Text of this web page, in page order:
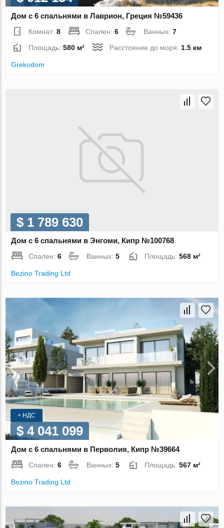
Дом с 6 спальнями в Лаврион, Греция №59436
Комнат:8 Спален:6 Ванных:7
Площадь:580 м² Расстояние до моря:1.5 км
Grekodom
$ 1 789 630
Дом с 6 спальнями в Энгоми, Кипр №100768
Спален:6 Ванных:5 Площадь:568 м²
Bezino Trading Ltd
+ НДС
$ 4 041 099
Дом с 6 спальнями в Перволия, Кипр №39664
Спален:6 Ванных:5 Площадь:567 м²
Bezino Trading Ltd